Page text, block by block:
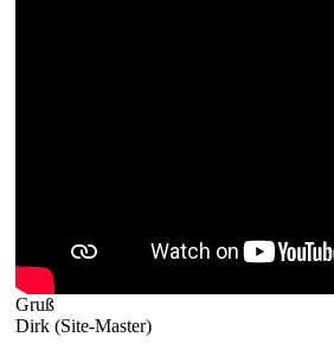
Gruß
Dirk (Site-Master)